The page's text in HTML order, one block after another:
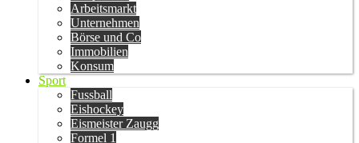
Arbeitsmarkt
Unternehmen
Börse und Co
Immobilien
Konsum
Sport
Fussball
Eishockey
Eismeister Zaugg
Formel 1